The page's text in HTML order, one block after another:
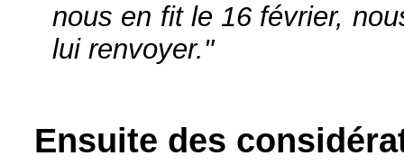
nous en fit le 16 février,
lui renvoyer."
Ensuite des